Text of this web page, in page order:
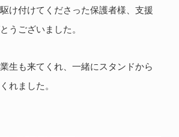
け付けてくださった保護者様、支援
うございました。
生も来てくれ、一緒にスタンドから
れました。